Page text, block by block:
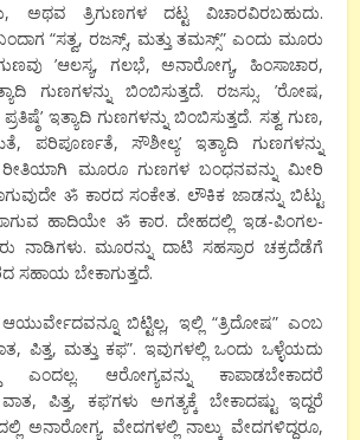
ಅಥವ ತ್ರಿಗುಣಗಳ ದಟ್ಟ ವಿಚಾರವಿರಬಹುದು.
“ಸತ್ವ, ರಜಸ್ಸ್, ಮತ್ತು ತಮಸ್ಸ್” ಎಂದು ಮೂರು
’ಆಲಸ್ಯ, ಗಲಭೆ, ಅನಾರೋಗ್ಯ, ಹಿಂಸಾಚಾರ,
ಗುಣಗಳನ್ನು ಬಿಂಬಿಸುತ್ತದೆ. ರಜಸ್ಸು. ’ರೋಷ,
ಇತ್ಯಾದಿ ಗುಣಗಳನ್ನು ಬಿಂಬಿಸುತ್ತದೆ. ಸತ್ವ ಗುಣ,
ಪರಿಪೂರ್ಣತೆ, ಸೌಶೀಲ್ಯ’ ಇತ್ಯಾದಿ ಗುಣಗಳನ್ನು
ರೀತಿಯಾಗಿ ಮೂರೂ ಗುಣಗಳ ಬಂಧನವನ್ನು ಮೀರಿ
ॐ ಕಾರದ ಸಂಕೇತ. ಲೌಕಿಕ ಜಾಡನ್ನು ಬಿಟ್ಟು
ಹಾದಿಯೇ ॐ ಕಾರ. ದೇಹದಲ್ಲಿ ಇಡ-ಪಿಂಗಲ-
ನಾಡಿಗಳು. ಮೂರನ್ನು ದಾಟಿ ಸಹಸ್ರಾರ ಚಕ್ರದೆಡೆಗೆ
ಸಹಾಯ ಬೇಕಾಗುತ್ತದೆ.
ಬಿಟ್ಟಿಲ್ಲ, ಇಲ್ಲಿ “ತ್ರಿದೋಷ” ಎಂಬ
ಪಿತ್ತ, ಮತ್ತು ಕಫ”. ಇವುಗಳಲ್ಲಿ ಒಂದು ಒಳ್ಳೆಯದು
ಎಂದಲ್ಲ. ಆರೋಗ್ಯವನ್ನು ಕಾಪಾಡಬೇಕಾದರೆ
ಪಿತ್ತ, ಕಫ’ಗಳು ಅಗತ್ಯಕ್ಕೆ ಬೇಕಾದಷ್ಟು ಇದ್ದರೆ
ಅನಾರೋಗ್ಯ. ವೇದಗಳಲ್ಲಿ ನಾಲ್ಕು ವೇದಗಳಿದ್ದರೂ,